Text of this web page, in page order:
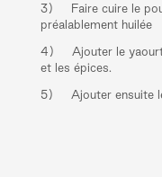
3) Faire cuire le
préalablement huilée
4) Ajouter le yaourt
et les épices.
5) Ajouter ensuite